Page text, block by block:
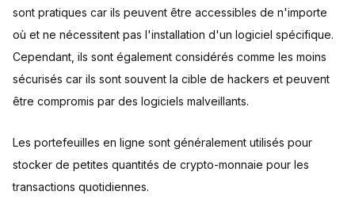
sont pratiques car ils peuvent être accessibles de n'importe
où et ne nécessitent pas l'installation d'un logiciel spécifique.
Cependant, ils sont également considérés comme les moins
sécurisés car ils sont souvent la cible de hackers et peuvent
être compromis par des logiciels malveillants.
Les portefeuilles en ligne sont généralement utilisés pour
stocker de petites quantités de crypto-monnaie pour les
transactions quotidiennes.